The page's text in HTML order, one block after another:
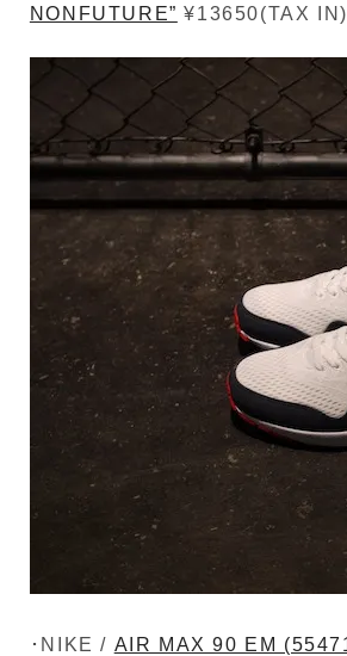
NONFUTURE” ¥13650(TAX IN)
･NIKE / AIR MAX 90 EM